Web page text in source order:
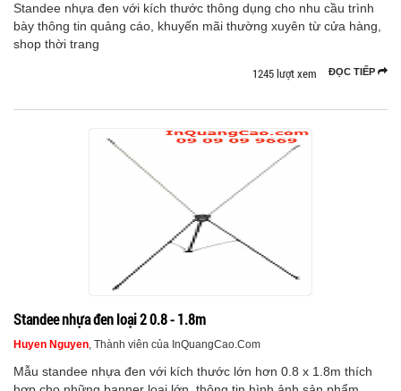
Standee nhựa đen với kích thước thông dụng cho nhu cầu trình
bày thông tin quảng cáo, khuyến mãi thường xuyên từ cửa hàng,
shop thời trang
ĐỌC TIẾP
1245 lượt xem
Standee nhựa đen loại 2 0.8 - 1.8m
Huyen Nguyen, Thành viên của InQuangCao.Com
Mẫu standee nhựa đen với kích thước lớn hơn 0.8 x 1.8m thích